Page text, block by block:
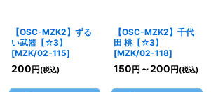
【OSC-MZK2】ずる
い武器【☆3】
[MZK/02-115]
200 円 (税込)
【OSC-MZK2】千代
田 桃【☆3】
[MZK/02-118]
150 円 ～200 円 (税込)